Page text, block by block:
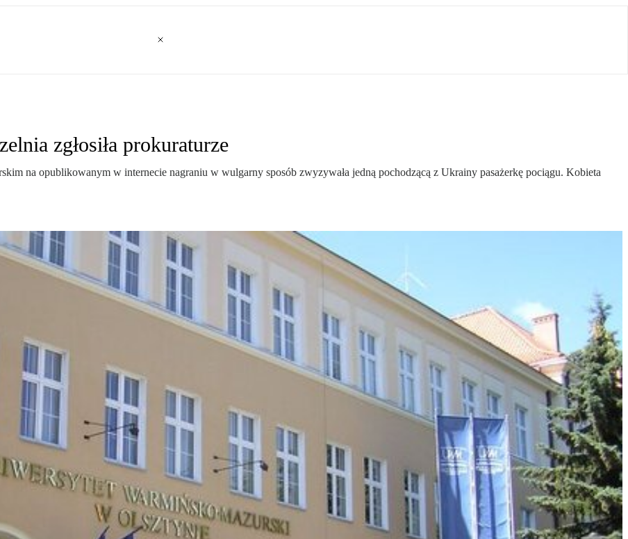
zgłosiła prokuraturze
na opublikowanym w internecie nagraniu w wulgarny sposób zwyzywała jedną pochodzącą z Ukrainy pasażerkę pociągu. Kobieta